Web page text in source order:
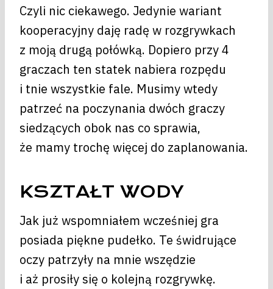
Czyli nic ciekawego. Jedynie wariant
kooperacyjny daję radę w rozgrywkach
z moją drugą połówką. Dopiero przy 4
graczach ten statek nabiera rozpędu
i tnie wszystkie fale. Musimy wtedy
patrzeć na poczynania dwóch graczy
siedzących obok nas co sprawia,
że mamy trochę więcej do zaplanowania.
KSZTAŁT WODY
Jak już wspomniałem wcześniej gra
posiada piękne pudełko. Te świdrujące
oczy patrzyły na mnie wszędzie
i aż prosiły się o kolejną rozgrywkę.